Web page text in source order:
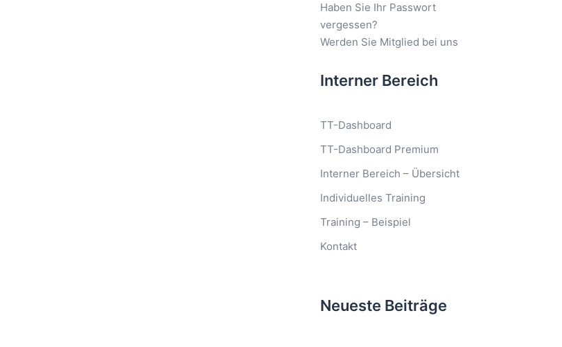
Haben Sie Ihr Passwort
vergessen?
Werden Sie Mitglied bei uns
Interner Bereich
TT-Dashboard
TT-Dashboard Premium
Interner Bereich – Übersicht
Individuelles Training
Training – Beispiel
Kontakt
Neueste Beiträge